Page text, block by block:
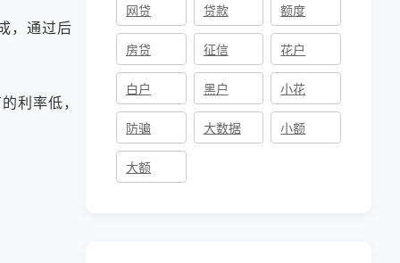
，通过后
利率低，
网贷 贷款 额度
房贷 征信 花户
白户 黑户 小花
防骗 大数据 小额
大额